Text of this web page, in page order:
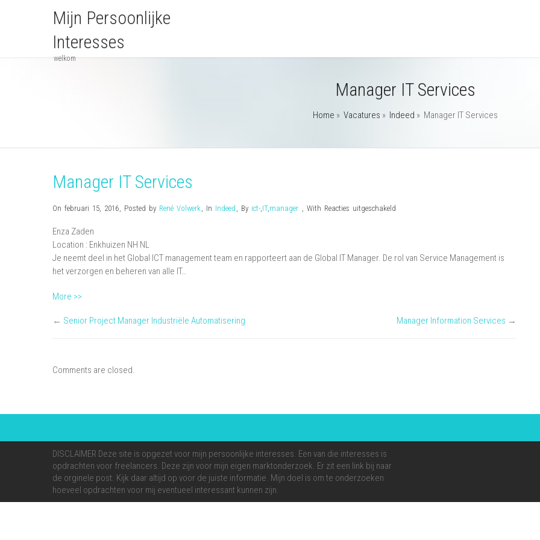
Mijn Persoonlijke
Interesses
welkom
Manager IT Services
Home » Vacatures » Indeed » Manager IT Services
Manager IT Services
On februari 15, 2016, Posted by René Volwerk, In Indeed , By ict-,IT,manager , With Reacties uitgeschakeld
Services
Enza Zaden
Location : Enkhuizen NH NL
Je neemt deel in het Global ICT management team en rapporteert aan de Global IT Manager. De rol van Service Management is
het verzorgen en beheren van alle IT…
More >>
← Senior Project Manager Industriële Automatisering Manager Information Services →
Comments are closed.
DISCLAIMER Deze site is opgezet voor mijn persoonlijke interesses. Een van die interesses is
opdrachten voor freelancers. Deze zijn voor mijn eigen marktonderzoek. Er zit een link bij naar
de orginele post. Kijk daar altijd op voor de juiste informatie. Mijn doel is om te onderzoeken
hoeveel opdrachten voor mij eventueel interessant kunnen zijn.